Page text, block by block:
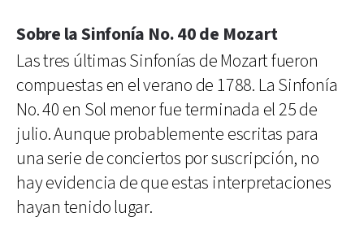
Sobre la Sinfonía No. 40 de Mozart
Las tres últimas Sinfonías de Mozart fueron
compuestas en el verano de 1788. La Sinfonía
No. 40 en Sol menor fue terminada el 25 de
julio. Aunque probablemente escritas para
una serie de conciertos por suscripción, no
hay evidencia de que estas interpretaciones
hayan tenido lugar.